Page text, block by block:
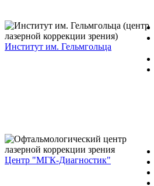
Институт им. Гельмгольца
Центр "МГК-Диагностик"